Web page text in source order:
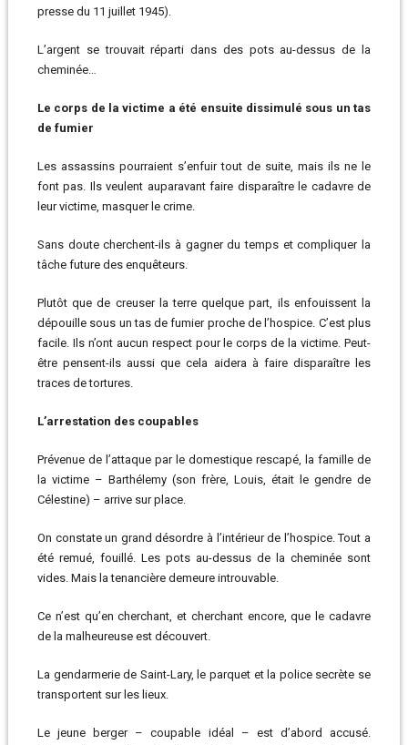
presse du 11 juillet 1945).
L’argent se trouvait réparti dans des pots au-dessus de la
cheminée…
Le corps de la victime a été ensuite dissimulé sous un tas
de fumier
Les assassins pourraient s’enfuir tout de suite, mais ils ne le
font pas. Ils veulent auparavant faire disparaître le cadavre de
leur victime, masquer le crime.
Sans doute cherchent-ils à gagner du temps et compliquer la
tâche future des enquêteurs.
Plutôt que de creuser la terre quelque part, ils enfouissent la
dépouille sous un tas de fumier proche de l’hospice. C’est plus
facile. Ils n’ont aucun respect pour le corps de la victime. Peut-
être pensent-ils aussi que cela aidera à faire disparaître les
traces de tortures.
L’arrestation des coupables
Prévenue de l’attaque par le domestique rescapé, la famille de
la victime – Barthélemy (son frère, Louis, était le gendre de
Célestine) – arrive sur place.
On constate un grand désordre à l’intérieur de l’hospice. Tout a
été remué, fouillé. Les pots au-dessus de la cheminée sont
vides. Mais la tenancière demeure introuvable.
Ce n’est qu’en cherchant, et cherchant encore, que le cadavre
de la malheureuse est découvert.
La gendarmerie de Saint-Lary, le parquet et la police secrète se
transportent sur les lieux.
Le jeune berger – coupable idéal – est d’abord accusé.